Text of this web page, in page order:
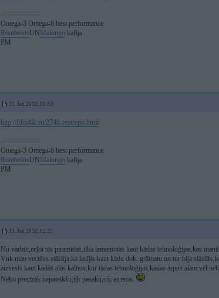
-----------------
Omega-3 Omega-6 best performance
RomboutsUN Malongo kafija
PM
11. Jan 2012, 00:53
http://film4ik.ru/2748-restrepo.html
-----------------
Omega-3 Omega-6 best performance
RomboutsUN Malongo kafija
PM
11. Jan 2012, 02:21
Nu varbūt,ceļot tās piramīdas,tika izmantotas kaut kādas tehnoloģijas,kas
Vnk man vectēvs stāstija,ka lasījis kaut kādu dok. grāmatu un tur bija
aizvests kaut kādās alās kalnos,kur tādas tehnoloģijas,kādas ārpus alām vēl
Neko precīzāk nepateikšu,tik pasaku,cik atceros.